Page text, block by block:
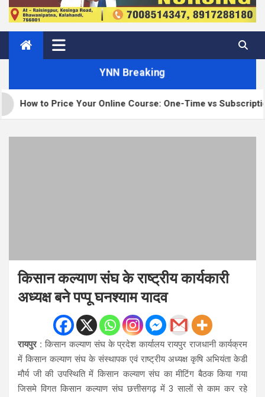
YNN Breaking
Your Online Course: One-Time vs Subscription vs
किसान कल्याण संघ के राष्ट्रीय कार्यकारी
अध्यक्ष बने पप्पू घनश्याम यादव
रायपुर : किसान कल्याण संघ के प्रदेश कार्यालय रायपुर राजधानी कार्यक्रम
में किसान कल्याण संघ के संस्थापक एवं राष्ट्रीय अध्यक्ष कृषि अभियंता केडी
मौर्य जी की उपस्थिति में किसान कल्याण संघ का मीटिंग बैठक किया गया
जिसमे विगत किसान कल्याण संघ छत्तीसगढ़ में 3 सालों से काम कर रहे